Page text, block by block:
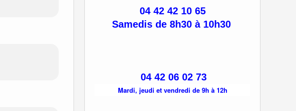
04 42 42 10 65
Samedis de 8h30 à 10h30
04 42 06 02 73
Mardi, jeudi et vendredi de 9h à 12h